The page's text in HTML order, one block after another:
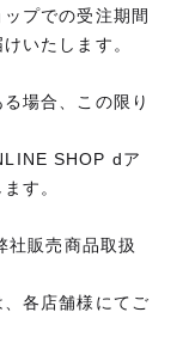
プでの受注期間
いたします。
場合、この限り
SHOP dア
す。
社販売商品取扱
各店舗様にてご